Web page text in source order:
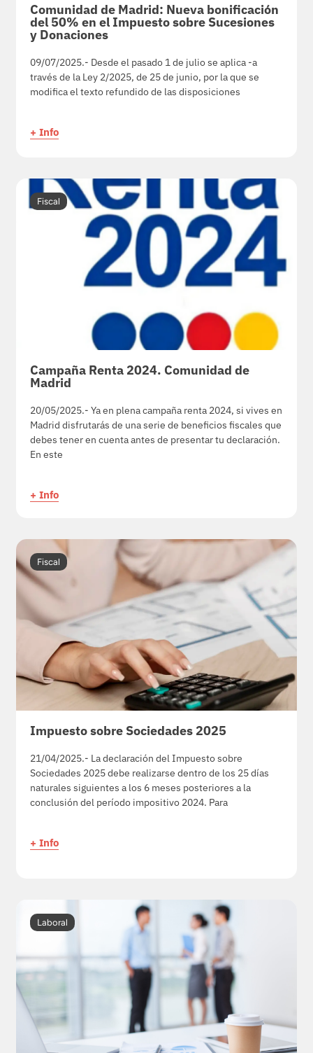
Comunidad de Madrid: Nueva bonificación
del 50% en el Impuesto sobre Sucesiones
y Donaciones
09/07/2025.- Desde el pasado 1 de julio se aplica -a
través de la Ley 2/2025, de 25 de junio, por la que se
modifica el texto refundido de las disposiciones
+ Info
Fiscal
Campaña Renta 2024. Comunidad de
Madrid
20/05/2025.- Ya en plena campaña renta 2024, si vives en
Madrid disfrutarás de una serie de beneficios fiscales que
debes tener en cuenta antes de presentar tu declaración.
En este
+ Info
Fiscal
Impuesto sobre Sociedades 2025
21/04/2025.- La declaración del Impuesto sobre
Sociedades 2025 debe realizarse dentro de los 25 días
naturales siguientes a los 6 meses posteriores a la
conclusión del período impositivo 2024. Para
+ Info
Laboral